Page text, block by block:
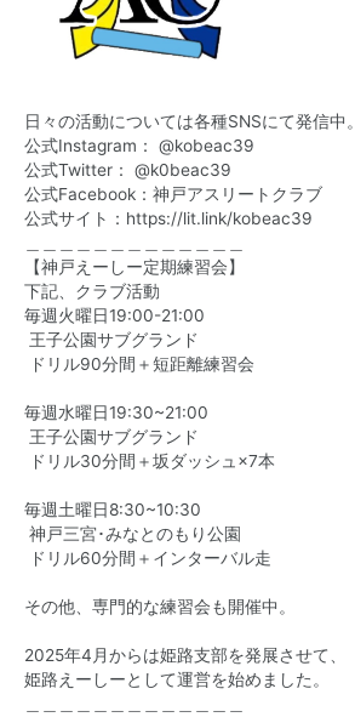
日々の活動については各種SNSにて発信中。
公式Instagram： @kobeac39
公式Twitter： @k0beac39
公式Facebook：神戸アスリートクラブ
公式サイト： https://lit.link/kobeac39
【神戸えーしー定期練習会】
下記、クラブ活動
毎週火曜日19:00-21:00
王子公園サブグランド
ドリル90分間＋短距離練習会
毎週水曜日19:30~21:00
王子公園サブグランド
ドリル30分間＋坂ダッシュ×7本
毎週土曜日8:30~10:30
神戸三宮･みなとのもり公園
ドリル60分間＋インターバル走
その他、専門的な練習会も開催中。
2025年4月からは姫路支部を発展させて、
姫路えーしーとして運営を始めました。